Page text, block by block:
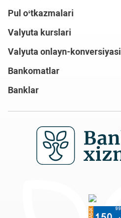
Pul o‘tkazmalari
Valyuta kurslari
Valyuta onlayn-konversiyasi
Bankomatlar
Banklar